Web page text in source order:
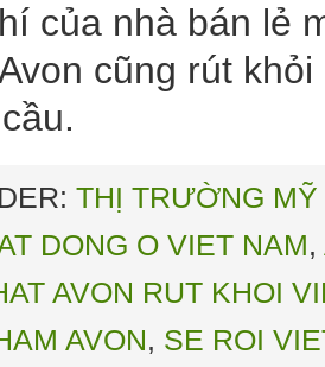
của nhà bán lẻ
cũng rút
THỊ TRƯỜNG
DONG O VIET NAM,
AVON RUT KHOI
AVON, SE ROI